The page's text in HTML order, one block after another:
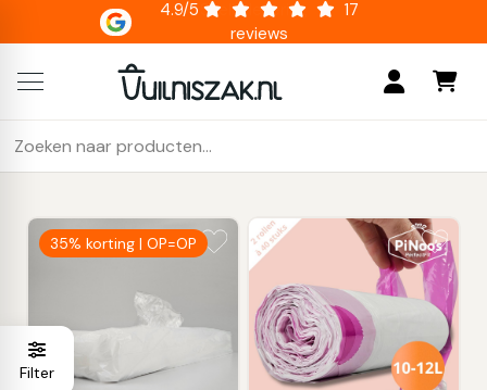
4.9/5
17
reviews
naar:
Als de resultaten voor automatisch aanvullen beschikbaar
35% korting | OP=OP